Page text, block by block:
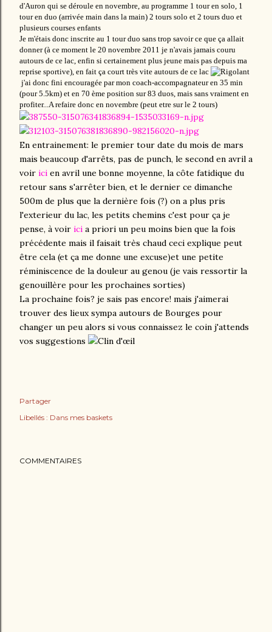
d'Auron qui se déroule en novembre, au programme 1 tour en solo, 1
tour en duo (arrivée main dans la main) 2 tours solo et 2 tours duo et
plusieurs courses enfants
Je m'étais donc inscrite au 1 tour duo sans trop savoir ce que ça allait
donner (à ce moment le 20 novembre 2011 je n'avais jamais couru
autours de ce lac, enfin si certainement plus jeune mais pas depuis ma
reprise sportive), en fait ça court très vite autours de ce lac
j'ai donc fini encouragée par mon coach-accompagnateur en 35 min
(pour 5.5km) et en 70 ème position sur 83 duos, mais sans vraiment en
profiter...A refaire donc en novembre (peut etre sur le 2 tours)
En entrainement: le premier tour date du mois de mars
mais beaucoup d'arrêts, pas de punch, le second en avril a
voir ici en avril une bonne moyenne, la côte fatidique du
retour sans s'arrêter bien, et le dernier ce dimanche
500m de plus que la dernière fois (?) on a plus pris
l'exterieur du lac, les petits chemins c'est pour ça je
pense, à voir ici a priori un peu moins bien que la fois
précédente mais il faisait très chaud ceci explique peut
être cela (et ça me donne une excuse)et une petite
réminiscence de la douleur au genou (je vais ressortir la
genouillère pour les prochaines sorties)
La prochaine fois? je sais pas encore! mais j'aimerai
trouver des lieux sympa autours de Bourges pour
changer un peu alors si vous connaissez le coin j'attends
vos suggestions
Partager
Libellés : Dans mes baskets
COMMENTAIRES